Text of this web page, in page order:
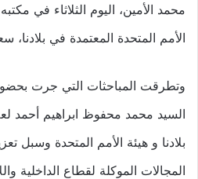
محمد الأمين، اليوم الثلاثاء في
الأمم المتحدة المعتمدة في بلادنا،
وتطرقت المباحثات التي جرت بحضور
السيد محمد محفوظ ابراهيم أحمد
بلادنا و هيئة الأمم المتحدة وسبل
المجالات الموكلة لقطاع الداخلية